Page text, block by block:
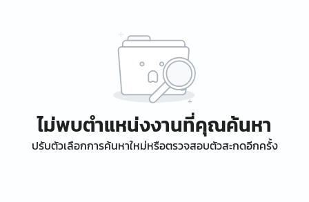
ไม่พบตำแหน่งงานที่คุณค้นหา
ปรับตัวเลือกการค้นหาใหม่หรือตรวจสอบตัวสะกดอีกครั้ง